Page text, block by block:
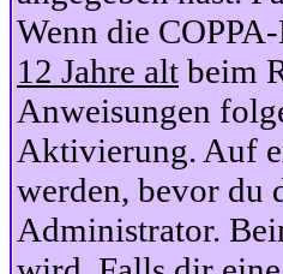
Wenn die
12 Jahre alt beim
Anweisungen
Aktivierung. Auf
werden, bevor du
Administrator.